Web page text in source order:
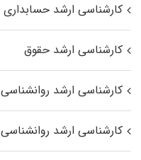
کارشناسی ارشد حسابداری
کارشناسی ارشد حقوق
کارشناسی ارشد روانشناسی
کارشناسی ارشد روانشناسی ۲